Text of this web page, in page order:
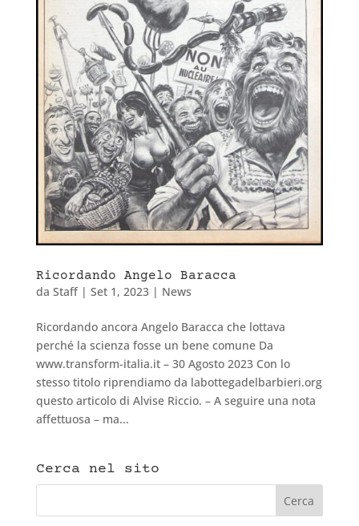
Ricordando Angelo Baracca
da Staff| Set 1, 2023| News
Ricordando ancora Angelo Baracca che lottava
perché la scienza fosse un bene comune Da
www.transform-italia.it – 30 Agosto 2023 Con lo
stesso titolo riprendiamo da labottegadelbarbieri.org
questo articolo di Alvise Riccio. – A seguire una nota
affettuosa – ma...
Cerca nel sito